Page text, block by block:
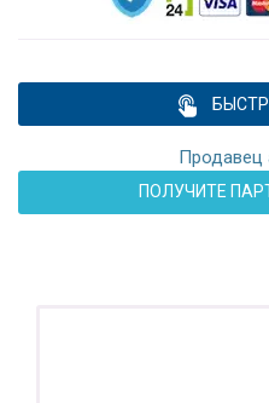
Продавец
ПОЛУЧИТЕ